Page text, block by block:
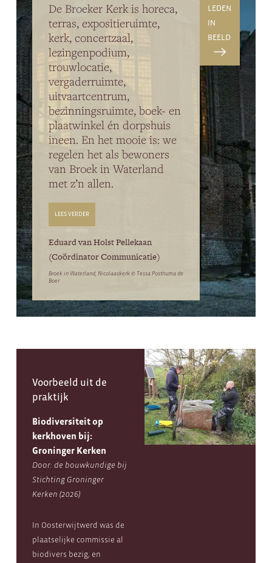
De Broeker Kerk is horeca,
terras, expositieruimte,
kerk, concertzaal,
lezingenpodium,
trouwlocatie,
vergaderruimte,
uitvaartcentrum,
bezinningsruimte, boek- en
plaatwinkel én dorpshuis
ineen. En het mooie is: we
regelen het als bewoners
van Broek in Waterland
met z’n allen.
LEES VERDER
Eduard van Holst Pellekaan
(Coördinator Communicatie)
Broek in Waterland, Nicolaaskerk © Tessa Posthuma de
Boer
LEDEN
IN
BEELD
Voorbeeld uit de
praktijk
Biodiversiteit op
kerkhoven bij:
Groninger Kerken
Door: de bouwkundige bij
Stichting Groninger
Kerken (2026)
In Oosterwijtwerd was de
plaatselijke commissie al
biodivers bezig, en